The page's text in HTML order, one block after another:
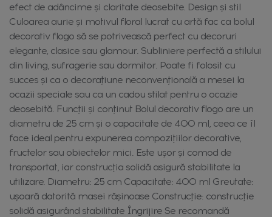
efect de adâncime și claritate deosebite. Design și stil
Culoarea aurie și motivul floral lucrat cu artă fac ca bolul
decorativ flogo să se potrivească perfect cu decoruri
elegante, clasice sau glamour. Subliniere perfectă a stilului
din living, sufragerie sau dormitor. Poate fi folosit cu
succes și ca o decorațiune neconvențională a mesei la
ocazii speciale sau ca un cadou stilat pentru o ocazie
deosebită. Funcții și conținut Bolul decorativ flogo are un
diametru de 25 cm și o capacitate de 400 ml, ceea ce îl
face ideal pentru expunerea compozițiilor decorative,
fructelor sau obiectelor mici. Este ușor și comod de
transportat, iar construcția solidă asigură stabilitate la
utilizare. Diametru: 25 cm Capacitate: 400 ml Greutate:
ușoară datorită masei rășinoase Construcție: construcție
solidă asigurând stabilitate Îngrijire Se recomandă